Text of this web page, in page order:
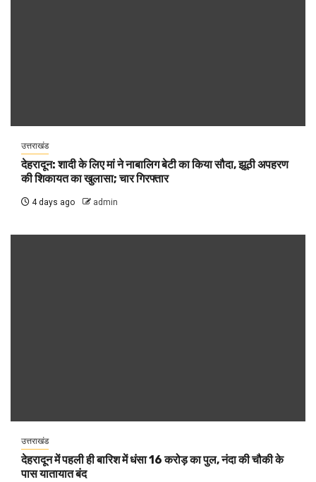
उत्तराखंड
देहरादून: शादी के लिए मां ने नाबालिग बेटी का किया सौदा, झूठी अपहरण
की शिकायत का खुलासा; चार गिरफ्तार
4 days ago admin
उत्तराखंड
देहरादून में पहली ही बारिश में धंसा 16 करोड़ का पुल, नंदा की चौकी के
पास यातायात बंद